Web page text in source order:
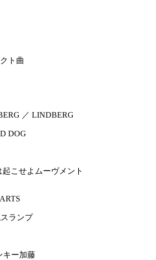
ト曲
／ LINDBERG
DOG
こせよムーヴメント
ランプ
キー加藤